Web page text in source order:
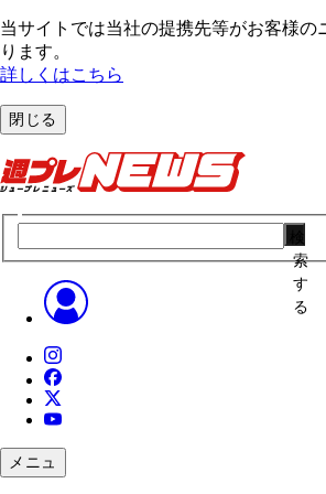
当サイトでは当社の提携先等がお客様
ります。
詳しくはこちら
閉じる
索
す
る
メニュ